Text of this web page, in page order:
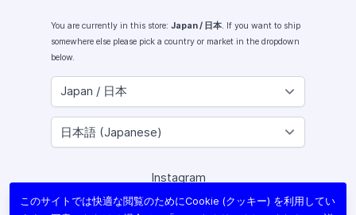
You are currently in this store: Japan / 日本. If you want to ship
somewhere else please pick a country or market in the dropdown
below.
Instagram
Facebook
このサイトでは快適な閲覧のためにCookie (クッキー) を利用してい